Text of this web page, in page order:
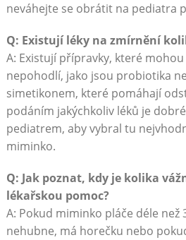
neváhejte se obrátit na pediatra
Q: Existují léky na zmírnění
A: Existují přípravky, které
nepohodlí, jako jsou probiotika
simetikonem, které pomáhají
podáním jakýchkoliv léků je
pediatrem, aby vybral tu
miminko.
Q: Jak poznat, kdy je kolika
lékařskou pomoc?
A: Pokud miminko pláče déle než
nehubne, má horečku nebo